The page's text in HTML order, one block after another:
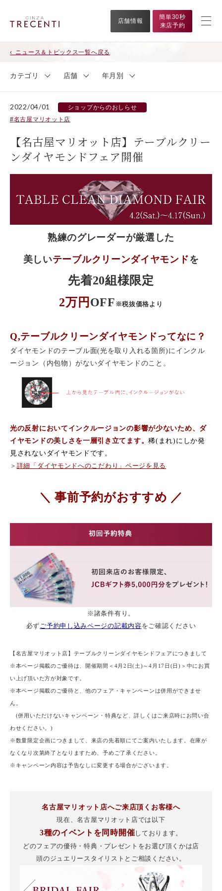
店舗情報
簡単30秒
来店予約
ニュース＆トピックス一覧へ戻る
カテゴリ 店舗 年月別
2022/04/01
ショップからのおしらせ
名古屋マリオット店
【名古屋マリオット店】テーブルクリー
ンダイヤモンドフェア開催
熟練のグレーダーが厳選した
美しいテーブルクリーンダイヤモンドを
先着20組様限定
2万円 OFF ※税抜価格より
Q,テーブルクリーンダイヤモンドってなに？
ダイヤモンドのテーブル面(光を取り入れる箇所)にインクル
ージョン（内包物）がないダイヤモンドのこと。
光の反射においてインクルージョンの影響が少ないため、ダ
イヤモンドの美しさを一層引き立てます。稀(まれ)にしか発
見されないダイヤモンドです。
＞ 詳細「ダイヤモンドへのこだわり」ページを見る
＼ 事前予約がおすすめ ／
※諸条件有り。
必ずご予約申し込みページの記載内容をご確認ください
【名古屋マリオット店】テーブルクリーンダイヤモンドフェアにつきまして
※本ページ掲載のご優待は、開催期間＜4月2日(土)～4月17日(日)＞中にお買
い上げ頂いた方が対象です。
※本ページ掲載のご優待と、他のフェア・キャンペーンは併用ができませ
ん。
(併用いただけないキャンペーン・特典など、詳しくはご来店時にお問い合
わせください。)
※数量限定企画につきまして、来店の先着順にてご案内いたします。在庫が
なくなり次第終了となりますため、予めご了承ください。
※キャンペーン内容は予告なしに変更する場合がございます。
名古屋マリオット店へご来店頂くお客様へ
現在、名古屋マリオット店では以下
3種のイベントを同時開催しております。
どのフェアの優待・特典・プレゼントをお選び頂くかは店
頭のジュエリースタイリストと ご相談ください。